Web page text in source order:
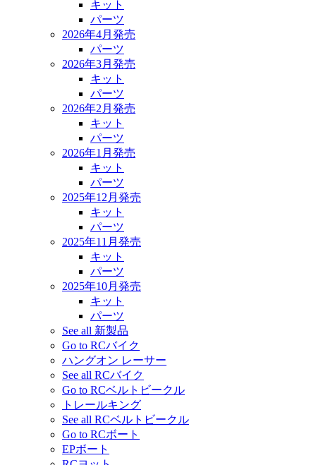
キット
パーツ
2026年4月発売
パーツ
2026年3月発売
キット
パーツ
2026年2月発売
キット
パーツ
2026年1月発売
キット
パーツ
2025年12月発売
キット
パーツ
2025年11月発売
キット
パーツ
2025年10月発売
キット
パーツ
See all 新製品
Go to RCバイク
ハングオン レーサー
See all RCバイク
Go to RCベルトビークル
トレールキング
See all RCベルトビークル
Go to RCボート
EPボート